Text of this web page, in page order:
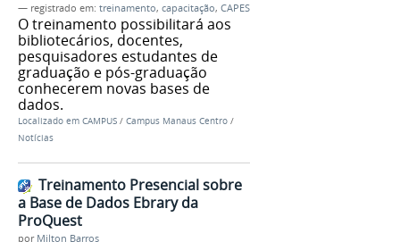
— registrado em: treinamento, capacitação, CAPES
O treinamento possibilitará aos
bibliotecários, docentes,
pesquisadores estudantes de
graduação e pós-graduação
conhecerem novas bases de
dados.
Localizado em CAMPUS / Campus Manaus Centro /
Notícias
Treinamento Presencial sobre
a Base de Dados Ebrary da
ProQuest
por Milton Barros